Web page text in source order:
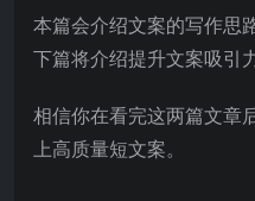
本篇会介绍文案的写作思
下篇将介绍提升文案吸引
相信你在看完这两篇文章
上高质量短文案。